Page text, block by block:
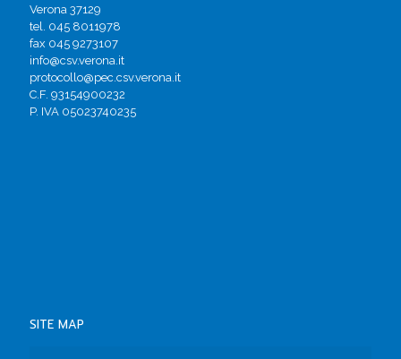
Verona 37129
tel. 045 8011978
fax 045 9273107
info@csv.verona.it
protocollo@pec.csv.verona.it
C.F. 93154900232
P. IVA 05023740235
SITE MAP